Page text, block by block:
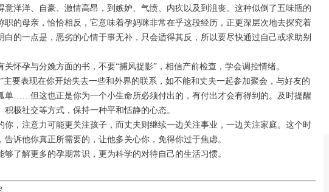
意洋洋、自豪、激情高昂，到嫉妒、气愤、内疚以及到沮丧。这种似倒了五味瓶的
职的母亲，恰恰相反，它意味着孕妈咪非常在乎这段经历，正更深层次地去探究着
白的一点是，恶劣的心情于事无补，只会适得其反，所以要尽快通过自己或求助别
怀孕与分娩方面的书，不要“捕风捉影”，相信产前检查，学会调控情绪。
主要表现在你开始失去一些和外界的联系，如不能和丈夫一起参加聚会，与好友的
单……但这也正是你为一个小生命所必须付出的，有付出才会有得到的。及时提醒
极社交等方式，保持一种平和恬静的心态。
你，注意力可能更关注孩子，而丈夫则继续一边关注事业，一边关注家庭。这个时
诉他你真正所需要的，让他多关心你，免得你过于焦虑。
了解更多的孕期常识，更为科学的对待自己的生活习惯。